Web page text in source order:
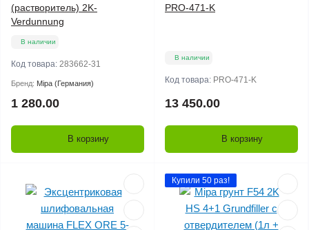
(растворитель) 2K-
Verdunnung
В наличии
Код товара: 283662-31
Бренд: Mipa (Германия)
1 280.00
В корзину
PRO-471-K
В наличии
Код товара: PRO-471-K
13 450.00
В корзину
Купили 50 раз!